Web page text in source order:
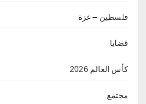
فلسطين – غزة
قضايا
كأس العالم 2026
مجتمع